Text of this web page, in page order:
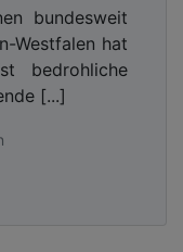
bundesweit
Westfalen hat
bedrohliche
[...]